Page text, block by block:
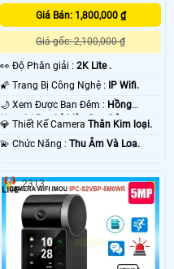
Giá Bán: 1,800,000 ₫
Giá gốc: 2,100,000 ₫
️👀 Độ Phân giải :2K Lite .
🌠 Trang Bị Công Nghệ : IP Wifi.
🌙 Xem Được Ban Đêm : Hồng
Ngoại 15m Có Màu Ban Ðêm.
💎 Thiết Kế CameraThân Kim loại.
️💫 Chức Năng :Thu Âm Và Loa.
2313